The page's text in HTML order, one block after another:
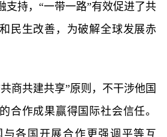
支持，“一带一路”有效促进了共
民生改善，为破解全球发展赤
商共建共享”原则，不干涉他国
合作成果赢得国际社会信任。
各国开展合作更强调平等互